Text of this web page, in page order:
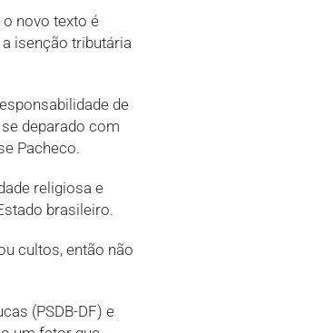
novo texto é
isenção tributária
de
deparado com
Pacheco.
religiosa e
brasileiro.
cultos, então não
(PSDB-DF) e